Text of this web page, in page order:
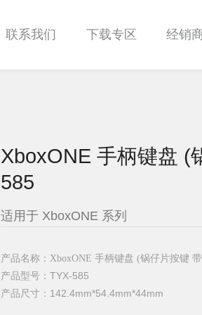
联系我们 下载专区 经销
XboxONE 手柄键盘 (
585
适用于 XboxONE 系列
产品名称： XboxONE 手柄键盘 (锅仔片按键
产品型号：TYX-585
产品尺寸：142.4mm*54.4mm*44mm